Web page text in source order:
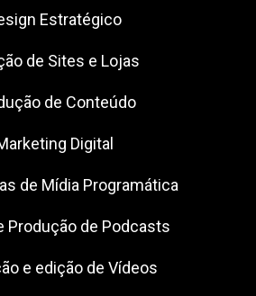
Estratégico
de Sites e Lojas
de Conteúdo
Digital
de Mídia Programática
Produção de Podcasts
e edição de Vídeos